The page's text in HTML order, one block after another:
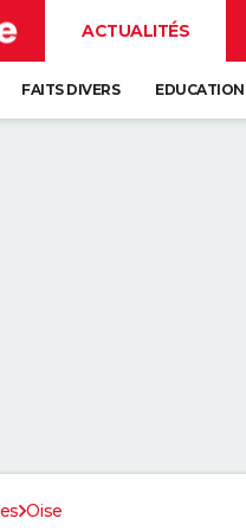
ACTUALITÉS
FAITS DIVERS EDUCATION
Oise